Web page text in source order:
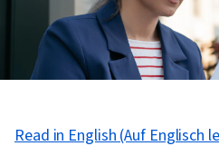
Read in English (Auf Englisch